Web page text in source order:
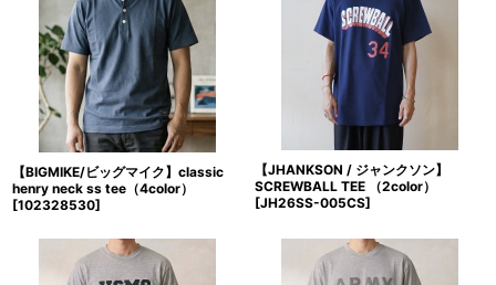
【BIGMIKE/ビッグマイク】classic
henry neck ss tee（4color）
[102328530]
【JHANKSON / ジャンクソン】
SCREWBALL TEE （2color）
[JH26SS-005CS]